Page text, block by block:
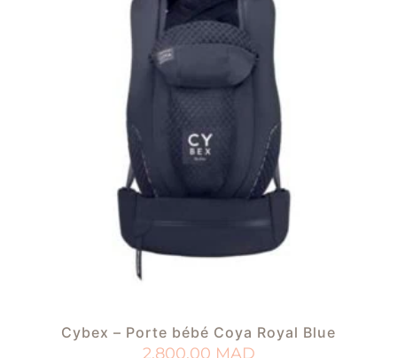
Cybex – Porte bébé Coya Royal Blue
2.800,00 MAD